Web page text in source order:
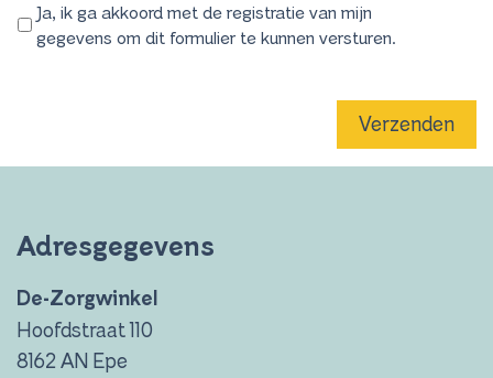
Ja, ik ga akkoord met de registratie van mijn
gegevens om dit formulier te kunnen versturen.
Verzenden
Adresgegevens
De-Zorgwinkel
Hoofdstraat 110
8162 AN Epe